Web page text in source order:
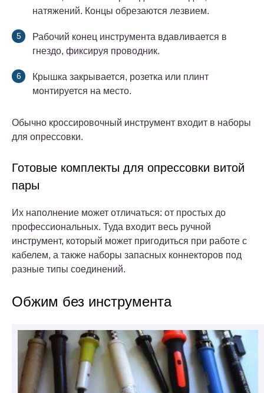
натяжений. Концы обрезаются лезвием.
Рабочий конец инструмента вдавливается в
гнездо, фиксируя проводник.
Крышка закрывается, розетка или плинт
монтируется на место.
Обычно кроссировочный инструмент входит в наборы
для опрессовки.
Готовые комплекты для опрессовки витой
пары
Их наполнение может отличаться: от простых до
профессиональных. Туда входит весь ручной
инструмент, который может пригодиться при работе с
кабелем, а также наборы запасных коннекторов под
разные типы соединений.
Обжим без инструмента